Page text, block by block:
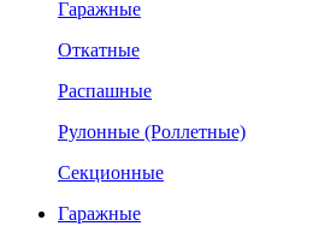
Гаражные
Откатные
Распашные
Рулонные (Роллетные)
Секционные
Гаражные